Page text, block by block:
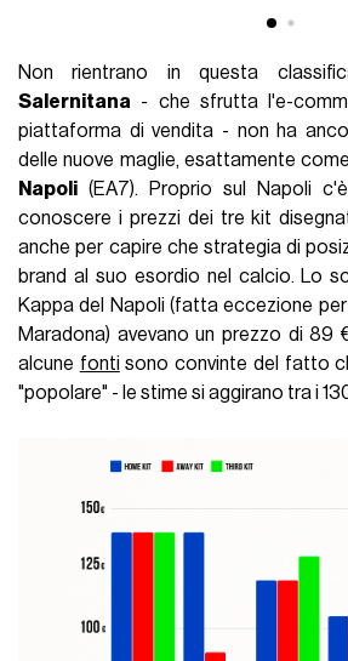
Non rientrano in questa
Salernitana - che sfrutta l'e-
piattaforma di vendita - non ha
delle nuove maglie, esattamente
Napoli (EA7). Proprio sul Napoli
conoscere i prezzi dei tre kit
anche per capire che strategia di
brand al suo esordio nel calcio. Lo
Kappa del Napoli (fatta eccezione
Maradona) avevano un prezzo di 89
alcune fonti sono convinte del fatto
"popolare" - le stime si aggirano tra i